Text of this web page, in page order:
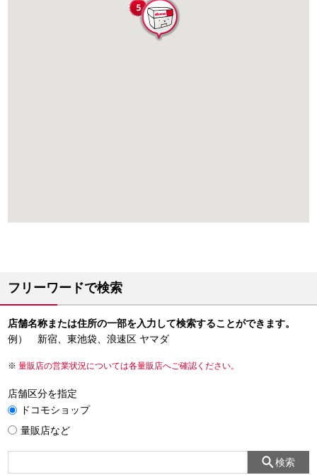
フリーワードで検索
店舗名称または住所の一部を入力して検索することができます。
例） 新宿、東池袋、浪速区 ヤマダ
量販店の営業状況については各量販店へご確認ください。
店舗区分を指定
ドコモショップ
量販店など
検索